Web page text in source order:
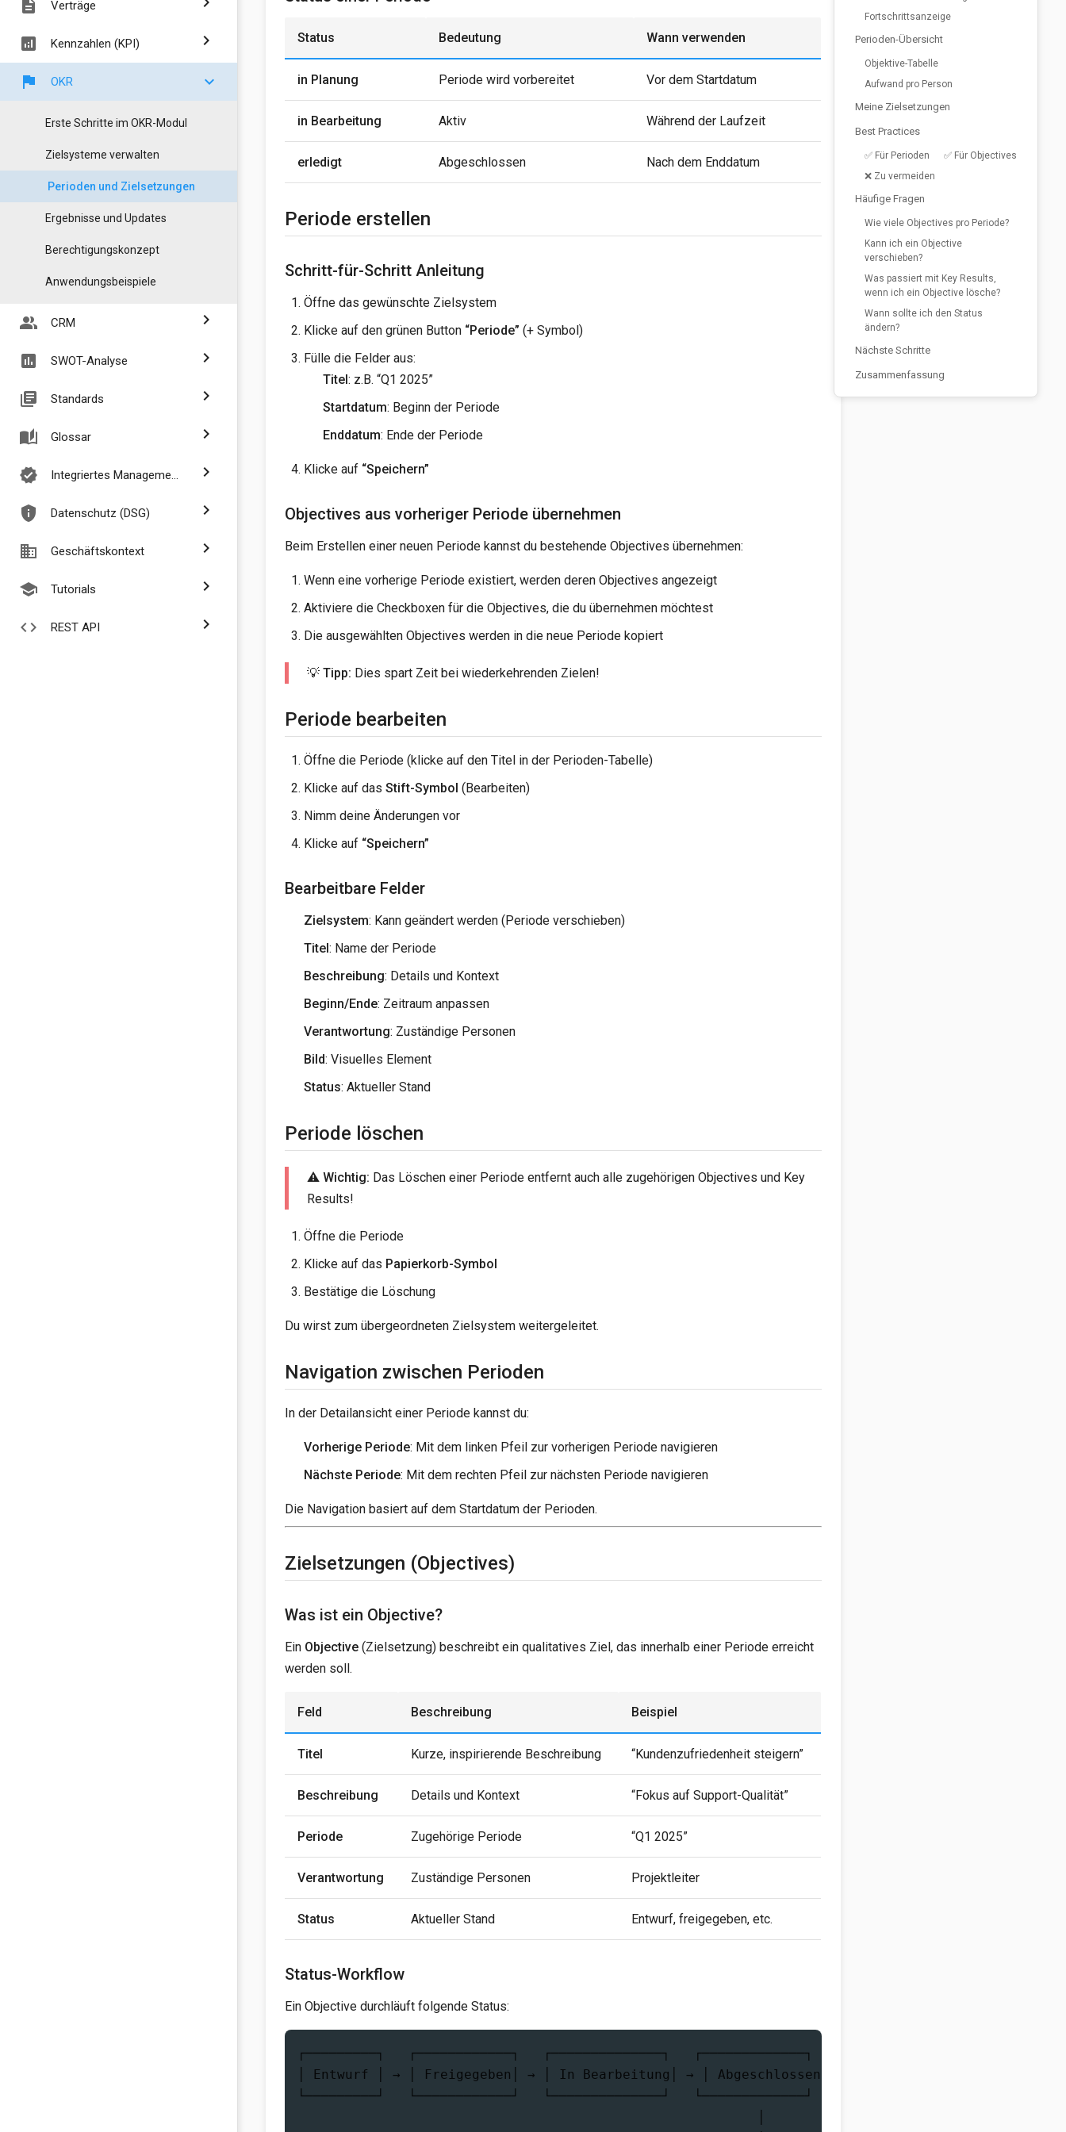
description Verträge
analytics Kennzahlen (KPI) chevron_right
flag OKR chevron_right
Erste Schritte im OKR-Modul
Zielsysteme verwalten
Perioden und Zielsetzungen
Ergebnisse und Updates
Berechtigungskonzept
Anwendungsbeispiele
people_alt CRM chevron_right
assessment SWOT-Analyse chevron_right
library_books Standards chevron_right
auto_stories Glossar chevron_right
verified Integriertes Managementsystem chevron_right
privacy_tip Datenschutz (DSG) chevron_right
business Geschäftskontext chevron_right
school Tutorials chevron_right
code REST API chevron_right
Status Bedeutung Wann verwenden
in Planung Periode wird vorbereitet Vor dem Startdatum
in Bearbeitung Aktiv Während der Laufzeit
erledigt Abgeschlossen Nach dem Enddatum
Periode erstellen
Schritt-für-Schritt Anleitung
Öffne das gewünschte Zielsystem
Klicke auf den grünen Button “Periode” (+ Symbol)
Fülle die Felder aus:
Titel: z.B. “Q1 2025”
Startdatum: Beginn der Periode
Enddatum: Ende der Periode
Klicke auf “Speichern”
Objectives aus vorheriger Periode übernehmen
Beim Erstellen einer neuen Periode kannst du bestehende Objectives übernehmen:
Wenn eine vorherige Periode existiert, werden deren Objectives angezeigt
Aktiviere die Checkboxen für die Objectives, die du übernehmen möchtest
Die ausgewählten Objectives werden in die neue Periode kopiert
💡 Tipp: Dies spart Zeit bei wiederkehrenden Zielen!
Periode bearbeiten
Öffne die Periode (klicke auf den Titel in der Perioden-Tabelle)
Klicke auf dasStift-Symbol (Bearbeiten)
Nimm deine Änderungen vor
Klicke auf “Speichern”
Bearbeitbare Felder
Zielsystem: Kann geändert werden (Periode verschieben)
Titel: Name der Periode
Beschreibung: Details und Kontext
Beginn/Ende: Zeitraum anpassen
Verantwortung: Zuständige Personen
Bild: Visuelles Element
Status: Aktueller Stand
Periode löschen
⚠️ Wichtig: Das Löschen einer Periode entfernt auch alle zugehörigen Objectives und Key
Results!
Öffne die Periode
Klicke auf das Papierkorb-Symbol
Bestätige die Löschung
Du wirst zum übergeordneten Zielsystem weitergeleitet.
Navigation zwischen Perioden
In der Detailansicht einer Periode kannst du:
Vorherige Periode: Mit dem linken Pfeil zur vorherigen Periode navigieren
Nächste Periode: Mit dem rechten Pfeil zur nächsten Periode navigieren
Die Navigation basiert auf dem Startdatum der Perioden.
Zielsetzungen (Objectives)
Was ist ein Objective?
Ein Objective (Zielsetzung) beschreibt ein qualitatives Ziel, das innerhalb einer Periode erreicht
werden soll.
Feld Beschreibung Beispiel
Titel Kurze, inspirierende Beschreibung “Kundenzufriedenheit steigern”
Beschreibung Details und Kontext “Fokus auf Support-Qualität”
Periode Zugehörige Periode “Q1 2025”
Verantwortung Zuständige Personen Projektleiter
Status Aktueller Stand Entwurf, freigegeben, etc.
Status-Workflow
Ein Objective durchläuft folgende Status:
┌─────────┐   ┌────────────┐   ┌──────────────┐   ┌─────────────┐
│ Entwurf │ → │ Freigegeben│ → │ In Bearbeitung│ → │ Abgeschlossen│
└─────────┘   └────────────┘   └──────────────┘   └─────────────┘
Fortschrittsanzeige
Perioden-Übersicht
Objektive-Tabelle
Aufwand pro Person
Meine Zielsetzungen
Best Practices
✅ Für Perioden
✅ Für Objectives
❌ Zu vermeiden
Häufige Fragen
Wie viele Objectives pro Periode?
Kann ich ein Objective
verschieben?
Was passiert mit Key Results,
wenn ich ein Objective lösche?
Wann sollte ich den Status
ändern?
Nächste Schritte
Zusammenfassung